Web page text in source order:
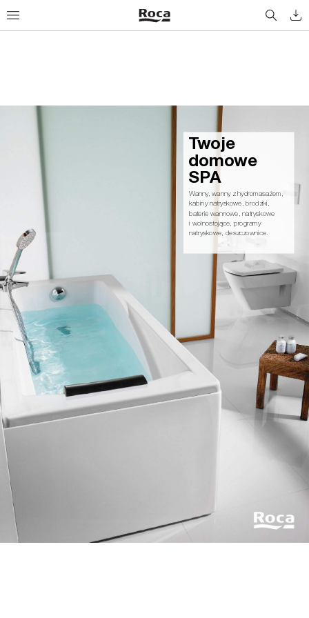
Wanny, wanny z hydromasażem,
kabiny natryskowe, brodziki,
baterie wannowe, natryskowe
i wolnostojące, programy
natryskowe, deszczownice.
Twoje
d omowe
S PA